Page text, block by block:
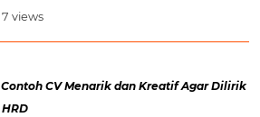
7 views
Contoh CV Menarik dan Kreatif Agar Dilirik
HRD